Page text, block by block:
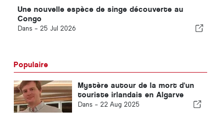
Une nouvelle espèce de singe découverte au
Congo
Dans - 25 Jul 2026
Populaire
Mystère autour de la mort d'un
touriste irlandais en Algarve
Dans - 22 Aug 2025